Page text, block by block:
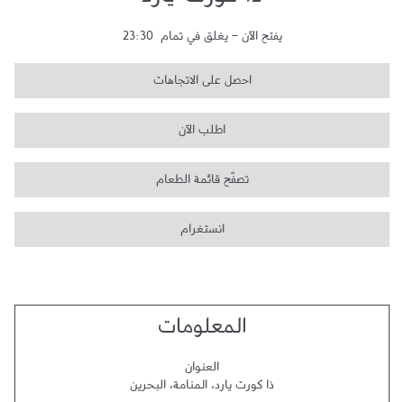
يفتح الآن - يغلق في تمام 23:30
احصل على الاتجاهات
اطلب الآن
تصفّح قائمة الطعام
انستغرام
المعلومات
العنوان
ذا كورت يارد، المنامة، البحرين